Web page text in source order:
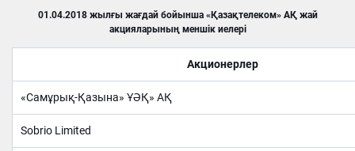
01.04.2018 жылғы жағдай бойынша «Қазақтелеком» АҚ жай
акцияларының меншік иелері
Акционерлер
«Самұрық-Қазына» ҰӘҚ» АҚ
Sobrio Limited